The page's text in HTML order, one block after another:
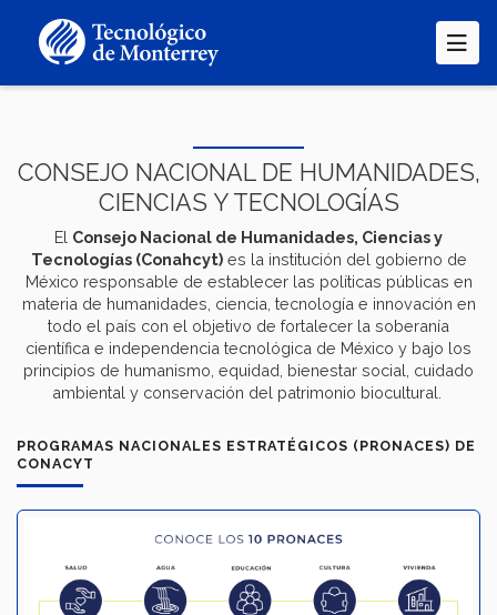
contenido
CONSEJO NACIONAL DE HUMANIDADES,
CIENCIAS Y TECNOLOGÍAS
El Consejo Nacional de Humanidades, Ciencias y
Tecnologías (Conahcyt)es la institución del gobierno de
México responsable de establecer las políticas públicas en
materia de humanidades, ciencia, tecnología e innovación en
todo el país con el objetivo de fortalecer la soberanía
científica e independencia tecnológica de México y bajo los
principios de humanismo, equidad, bienestar social, cuidado
ambiental y conservación del patrimonio biocultural.
PROGRAMAS NACIONALES ESTRATÉGICOS (PRONACES) DE
CONACYT